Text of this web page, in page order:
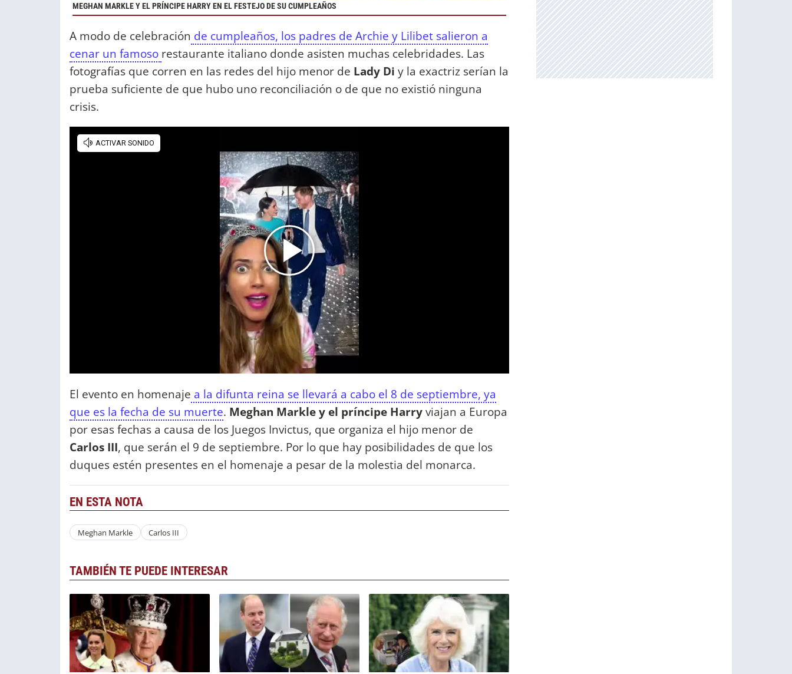
MEGHAN MARKLE Y EL PRÍNCIPE HARRY EN EL FESTEJO DE SU CUMPLEAÑOS
A modo de celebración de cumpleaños, los padres de Archie y Lilibet salieron a
cenar un famoso restaurante italiano donde asisten muchas celebridades. Las
fotografías que corren en las redes del hijo menor de Lady Di y la exactriz serían la
prueba suficiente de que hubo uno reconciliación o de que no existió ninguna
crisis.
El evento en homenaje a la difunta reina se llevará a cabo el 8 de septiembre, ya
que es la fecha de su muerte. Meghan Markle y el príncipe Harryviajan a Europa
por esas fechas a causa de los Juegos Invictus, que organiza el hijo menor de
Carlos III, que serán el 9 de septiembre. Por lo que hay posibilidades de que los
duques estén presentes en el homenaje a pesar de la molestia del monarca.
EN ESTA NOTA
Meghan Markle Carlos III
TAMBIÉN TE PUEDE INTERESAR